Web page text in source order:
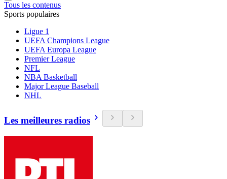
Tous les contenus
Sports populaires
Ligue 1
UEFA Champions League
UEFA Europa League
Premier League
NFL
NBA Basketball
Major League Baseball
NHL
Les meilleures radios